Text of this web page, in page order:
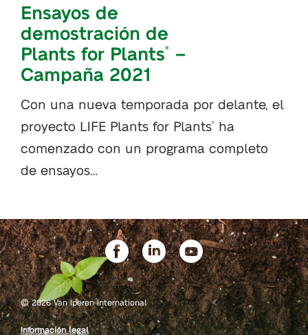
Ensayos de
demostración de
Plants for Plants®
–
Campaña 2021
Con una nueva temporada por delante, el
proyecto LIFE Plants for Plants®
ha
comenzado con un programa completo
de ensayos…
©2026 Van Iperen International
Información legal